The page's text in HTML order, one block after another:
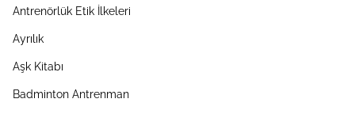
Antrenörlük Etik İlkeleri
Ayrılık
Aşk Kitabı
Badminton Antrenman